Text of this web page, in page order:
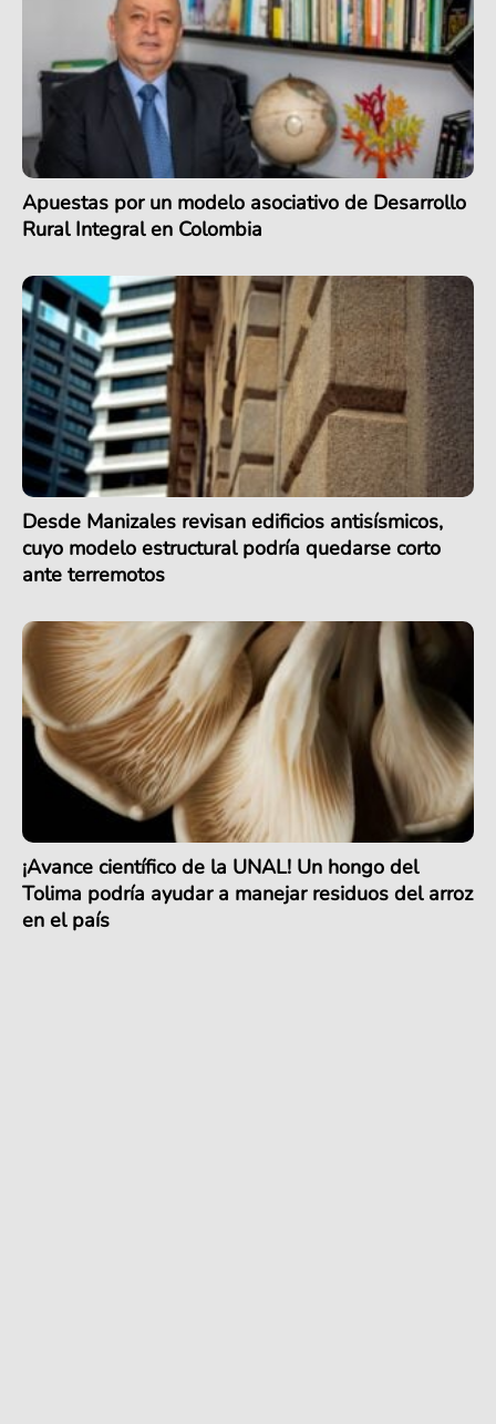
Apuestas por un modelo asociativo de Desarrollo
Rural Integral en Colombia
Desde Manizales revisan edificios antisísmicos,
cuyo modelo estructural podría quedarse corto
ante terremotos
¡Avance científico de la UNAL! Un hongo del
Tolima podría ayudar a manejar residuos del arroz
en el país